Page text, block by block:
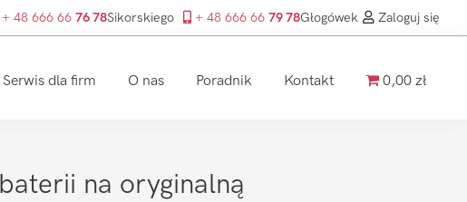
+ 48 666 66 76 78Sikorskiego + 48 666 66 79 78Głogówek Zaloguj się
Serwis dla firm O nas Poradnik Kontakt 0,00 zł
na oryginalną